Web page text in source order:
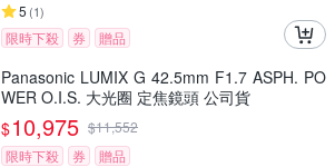
5 (1)
限時下殺 券 贈品
Panasonic LUMIX G 42.5mm F1.7 ASPH. PO
WER O.I.S. 大光圈 定焦鏡頭 公司貨
$10,975 $11,552
限時下殺
券 贈品